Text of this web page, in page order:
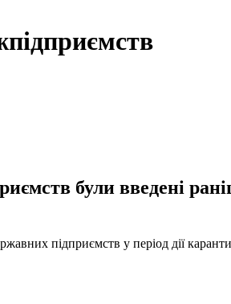
були введені
підприємств у період дії